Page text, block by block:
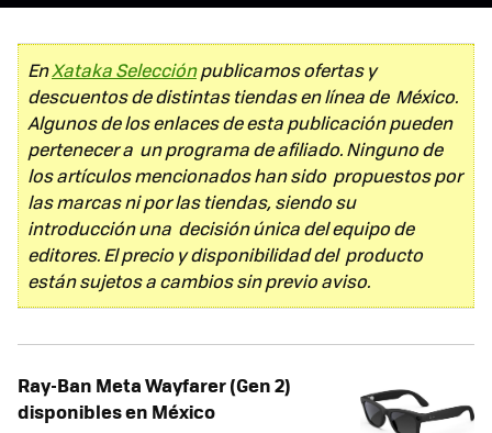
EnXataka Selecciónpublicamos ofertas y
descuentos de distintas tiendas en línea de México.
Algunos de los enlaces de esta publicación pueden
pertenecer a un programa de afiliado. Ninguno de
los artículos mencionados han sido propuestos por
las marcas ni por las tiendas, siendo su
introducción una decisión única del equipo de
editores. El precio y disponibilidad del producto
están sujetos a cambios sin previo aviso.
Ray-Ban Meta Wayfarer (Gen 2)
disponibles en México